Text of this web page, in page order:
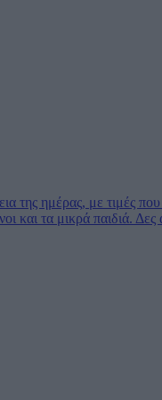
της ημέρας, με τιμές
και τα μικρά παιδιά. Δες